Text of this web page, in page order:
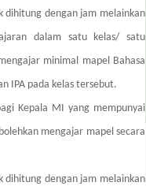
dihitung dengan jam melainkan
dalam satu kelas/ satu
minimal mapel Bahasa
IPA pada kelas tersebut.
Kepala MI yang mempunyai
mengajar mapel secara
dihitung dengan jam melainkan